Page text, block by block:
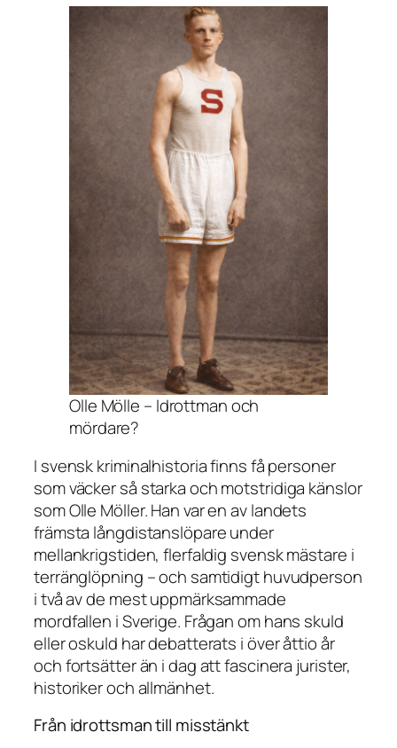
Olle Mölle – Idrottman och
mördare?
I svensk kriminalhistoria finns få personer
som väcker så starka och motstridiga känslor
som Olle Möller. Han var en av landets
främsta långdistanslöpare under
mellankrigstiden, flerfaldig svensk mästare i
terränglöpning – och samtidigt huvudperson
i två av de mest uppmärksammade
mordfallen i Sverige. Frågan om hans skuld
eller oskuld har debatterats i över åttio år
och fortsätter än i dag att fascinera jurister,
historiker och allmänhet.
Från idrottsman till misstänkt